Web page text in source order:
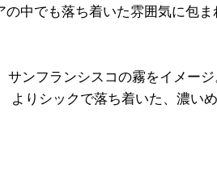
の中でも落ち着いた雰囲気に包
フランシスコの霧をイメージ
りシックで落ち着いた、濃い